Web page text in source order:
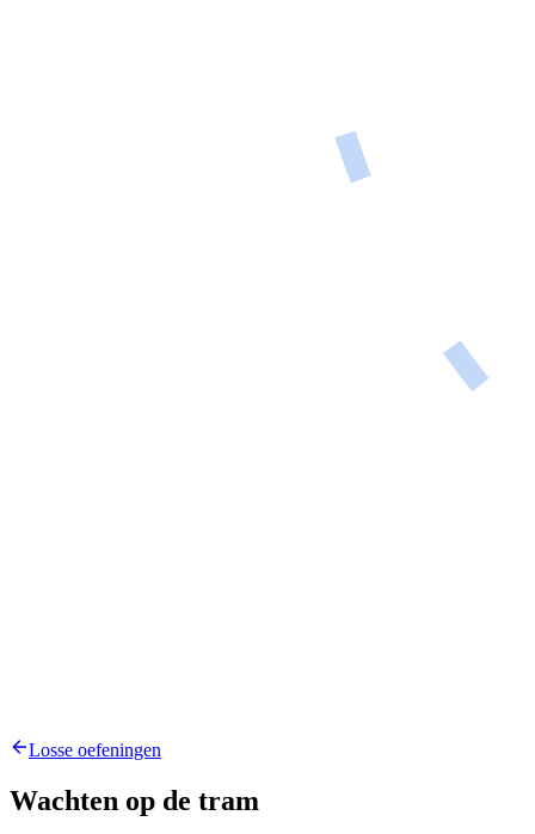
Losse oefeningen
Wachten op de tram